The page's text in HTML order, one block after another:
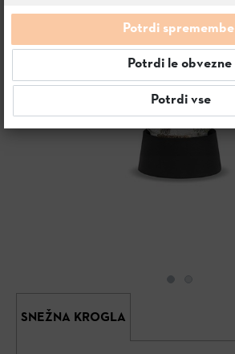
SNEŽNA KROGLA
Potrdi spremembe
Potrdi le obvezne
Potrdi vse